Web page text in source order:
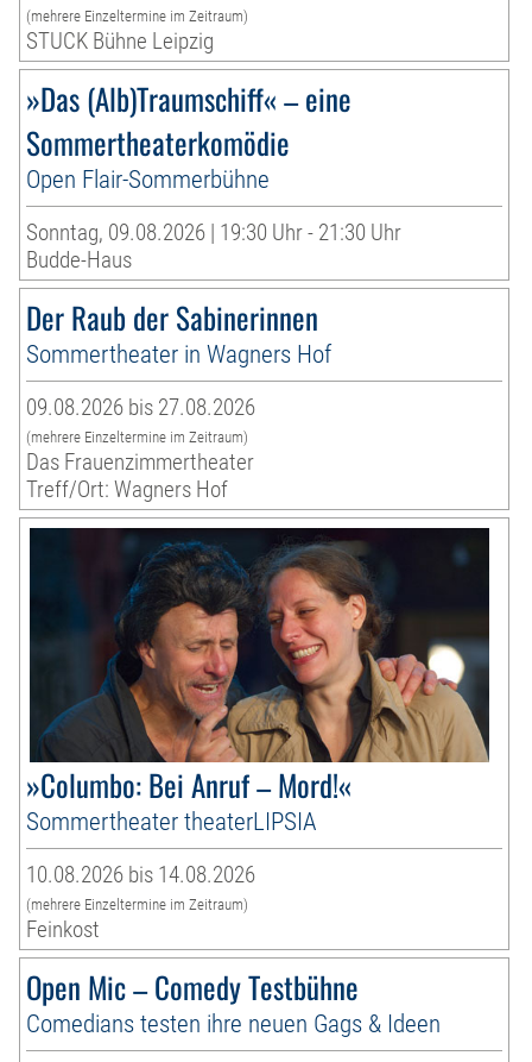
(mehrere Einzeltermine im Zeitraum)
STUCK Bühne Leipzig
»Das (Alb)Traumschiff« – eine
Sommertheaterkomödie
Open Flair-Sommerbühne
Sonntag, 09.08.2026 | 19:30 Uhr - 21:30 Uhr
Budde-Haus
Der Raub der Sabinerinnen
Sommertheater in Wagners Hof
09.08.2026 bis 27.08.2026
(mehrere Einzeltermine im Zeitraum)
Das Frauenzimmertheater
Treff/Ort: Wagners Hof
»Columbo: Bei Anruf – Mord!«
Sommertheater theaterLIPSIA
10.08.2026 bis 14.08.2026
(mehrere Einzeltermine im Zeitraum)
Feinkost
Open Mic – Comedy Testbühne
Comedians testen ihre neuen Gags & Ideen